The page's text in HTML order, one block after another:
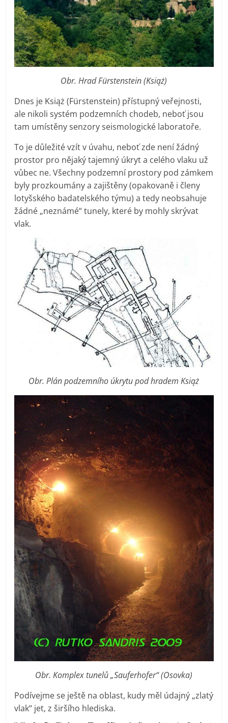
Obr. Hrad Fürstenstein (Książ)
Dnes je Książ (Fürstenstein) přístupný veřejnosti,
ale nikoli systém podzemních chodeb, neboť jsou
tam umístěny senzory seismologické laboratoře.
To je důležité vzít v úvahu, neboť zde není žádný
prostor pro nějaký tajemný úkryt a celého vlaku už
vůbec ne. Všechny podzemní prostory pod zámkem
byly prozkoumány a zajištěny (opakovaně i členy
lotyšského badatelského týmu) a tedy neobsahuje
žádné „neznámé“ tunely, které by mohly skrývat
vlak.
Obr. Plán podzemního úkrytu pod hradem Książ
Obr. Komplex tunelů „Sauferhofer“ (Osovka)
Podívejme se ještě na oblast, kudy měl údajný „zlatý
vlak“ jet, z širšího hlediska.